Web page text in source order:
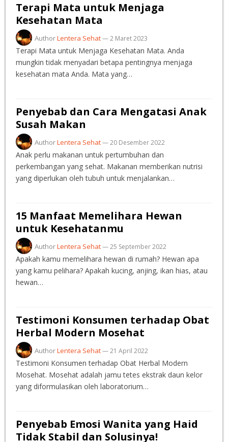
Terapi Mata untuk Menjaga
Kesehatan Mata
AuthorLentera Sehat—2 Maret 2023
Terapi Mata untuk Menjaga Kesehatan Mata. Anda
mungkin tidak menyadari betapa pentingnya menjaga
kesehatan mata Anda. Mata yang…
Penyebab dan Cara Mengatasi Anak
Susah Makan
AuthorLentera Sehat—20 Desember 2022
Anak perlu makanan untuk pertumbuhan dan
perkembangan yang sehat. Makanan memberikan nutrisi
yang diperlukan oleh tubuh untuk menjalankan…
15 Manfaat Memelihara Hewan
untuk Kesehatanmu
AuthorLentera Sehat—25 September 2022
Apakah kamu memelihara hewan di rumah? Hewan apa
yang kamu pelihara? Apakah kucing, anjing, ikan hias, atau
hewan…
Testimoni Konsumen terhadap Obat
Herbal Modern Mosehat
AuthorLentera Sehat—21 April 2022
Testimoni Konsumen terhadap Obat Herbal Modern
Mosehat. Mosehat adalah jamu tetes ekstrak daun kelor
yang diformulasikan oleh laboratorium…
Penyebab Emosi Wanita yang Haid
Tidak Stabil dan Solusinya!